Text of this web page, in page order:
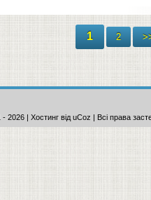
1 2
- 2026 | Хостинг від uCoz | Всі права